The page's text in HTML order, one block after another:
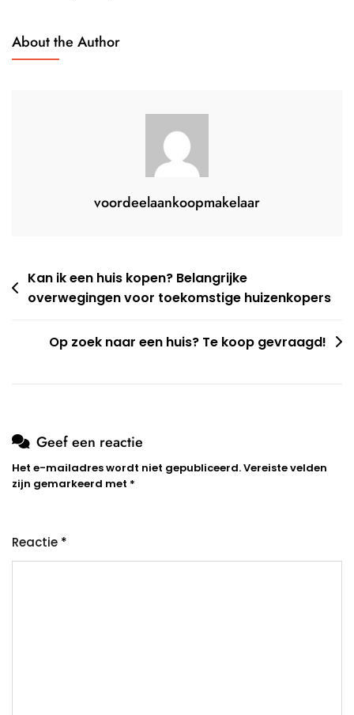
About the Author
voordeelaankoopmakelaar
Berichtnavigatie
Kan ik een huis kopen? Belangrijke
overwegingen voor toekomstige huizenkopers
Op zoek naar een huis? Te koop gevraagd!
Geef een reactie
Het e-mailadres wordt niet gepubliceerd.Vereiste velden
zijn gemarkeerd met *
Reactie *